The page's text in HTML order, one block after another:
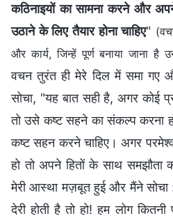
कठिनाइयों का सामना करने और
उठाने के लिए तैयार होना चाहिए"
और कार्य, जिन्हें पूर्ण बनाया जाना है
वचन तुरंत ही मेरे दिल में समा गए
सोचा, "यह बात सही है, अगर कोई
तो उसे कष्ट सहने का संकल्प करना
कष्ट सहन करने चाहिए। अगर
हो तो अपने हितों के साथ समझौता
मेरी आस्था मज़बूत हुई और मैंने सोचा
देरी होती है तो हो! हम लोग